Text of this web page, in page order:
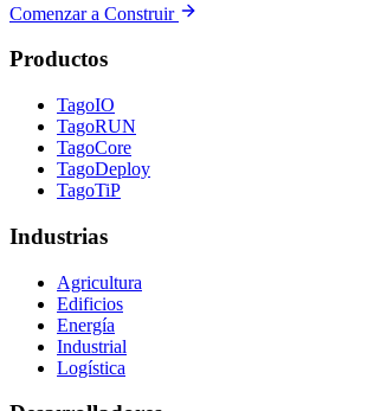
Comenzar a Construir
Productos
TagoIO
TagoRUN
TagoCore
TagoDeploy
TagoTiP
Industrias
Agricultura
Edificios
Energía
Industrial
Logística